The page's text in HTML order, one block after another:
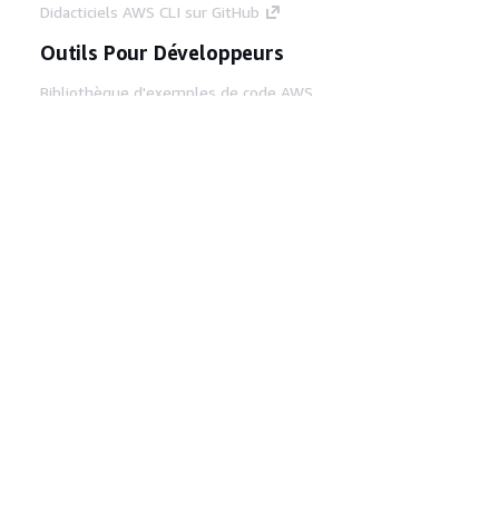
Didacticiels AWS CLI sur GitHub
Outils Pour Développeurs
Bibliothèque d'exemples de code AWS